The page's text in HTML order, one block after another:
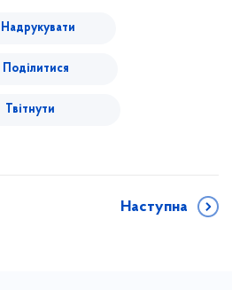
Надрукувати
Поділитися
Твітнути
Наступна